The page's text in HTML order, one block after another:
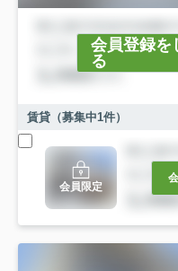
会員登録を
る
賃貸（募集中1件）
会員限定